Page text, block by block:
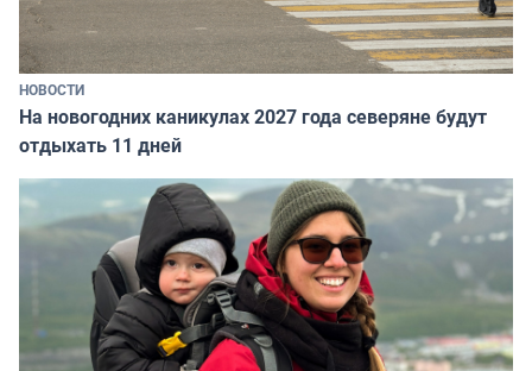
НОВОСТИ
На новогодних каникулах 2027 года северяне будут
отдыхать 11 дней